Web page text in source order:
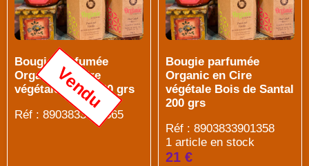
Bougie parfumée
Organic en Cire
végétale Rose 200 grs
Réf : 8903833901365
Vendu
Bougie parfumée
Organic en Cire
végétale Bois de Santal
200 grs
Réf : 8903833901358
1 article en stock
21 €